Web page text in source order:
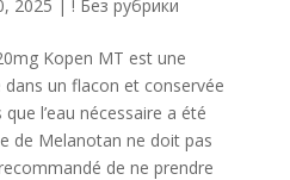
2025 | ! Без рубрики
Kopen MT est une
un flacon et conservée
l’eau nécessaire a été
de Melanotan ne doit pas
de ne prendre